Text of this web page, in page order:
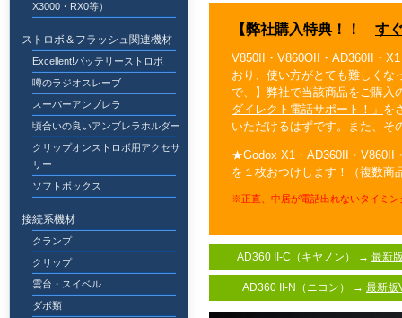
【弊社購入特典！！ す
V850II・V860OII・AD360II・
おり、使い方がとても難しくな
で、】弊社で当該商品をご購入
ダイレクト電話サポート！」 を
いただけるはずです。また、そ
★Godox X1・AD360II・V860II
を１枚おつけします！（複数商
※正直、中居が電話出れないタイミ
AD360 II-C（キヤノン） → 最新
AD360 II-N（ニコン） → 最新版
X3000・RX0等）
ストロボ＆フラッシュ関連機材
Excellent!バッテリーストロボ
噂のラジオスレーブ
スーパーアンブレラ
頃合いの良いアンブレラホルダー
クリップオンストロボ用アクセサ
リー
ソフトボックス
接続系機材
クランプ
クリップ
雲台・スイベル
ダボ類